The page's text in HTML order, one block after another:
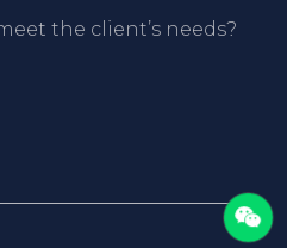
the client’s needs?